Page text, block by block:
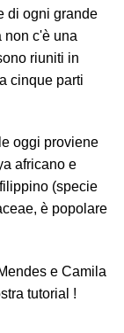
di ogni grande
non c'è una
riuniti in
cinque parti
oggi proviene
africano e
(specie
è popolare
e Camila
tutorial !